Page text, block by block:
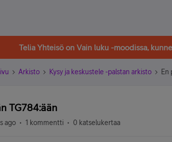
Telia Yhteisö on Vain luku -moodissa,
Arkisto Kysy ja keskustele -palstan arkisto En
TG784:ään
ago 1 kommentti 0 katselukertaa